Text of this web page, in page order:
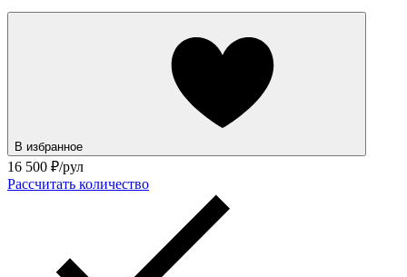
В избранное
16 500 ₽/рул
Рассчитать количество